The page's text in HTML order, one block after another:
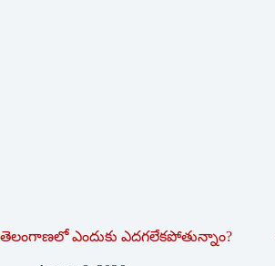
తెలంగాణలో ఎందుకు ఎదగలేకపోతున్నాం?